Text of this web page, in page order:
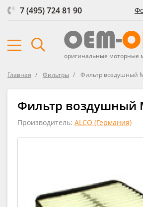
7 (495) 724 81 90
оригинальные моторные
Главная Фильтры Фильтр воздушный
Фильтр воздушный
Производитель: ALCO (Германия)